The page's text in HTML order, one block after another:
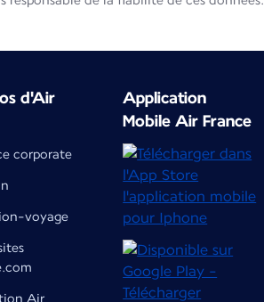
d'Air
corporate
voyage
Air
Application
Mobile Air France